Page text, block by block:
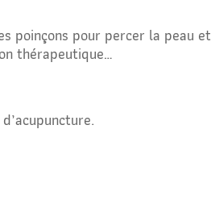
poinçons pour percer la peau et
thérapeutique…